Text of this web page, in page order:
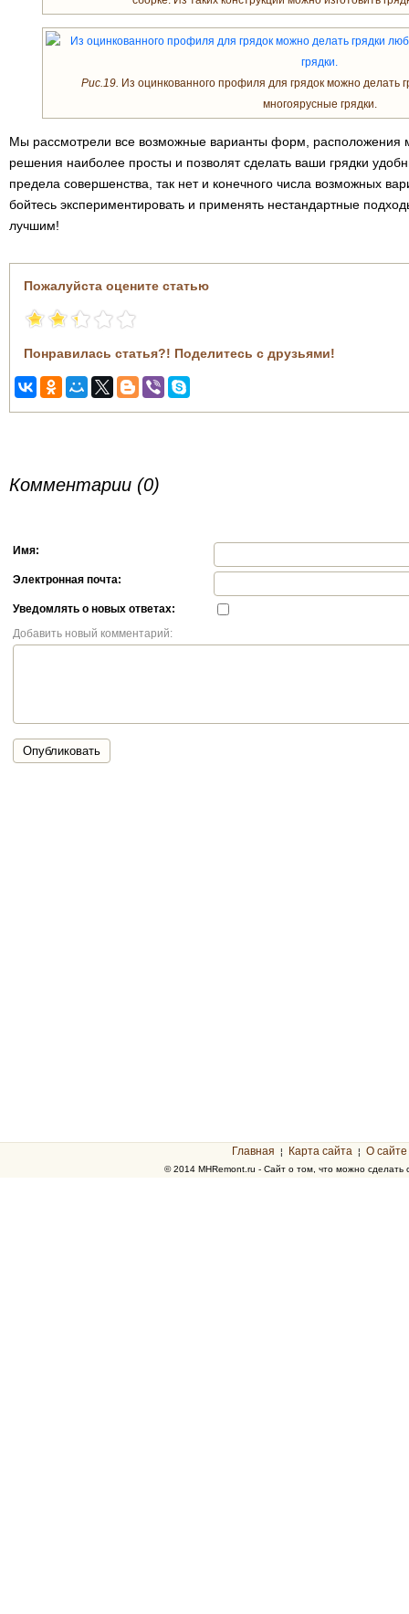
Рис.19. Из оцинкованного профиля для грядок можно делать
многоярусные грядки.
Мы рассмотрели все возможные варианты форм, расположения
решения наиболее просты и позволят сделать ваши грядки
предела совершенства, так нет и конечного числа возможных
бойтесь экспериментировать и применять нестандартные
лучшим!
Пожалуйста оцените статью
Понравилась статья?! Поделитесь с друзьями!
Комментарии (0)
Имя:
Электронная почта:
Уведомлять о новых ответах:
Добавить новый комментарий:
Опубликовать
Главная ¦ Карта сайта ¦ О сайте
© 2014 MHRemont.ru - Сайт о том, что можно сделать